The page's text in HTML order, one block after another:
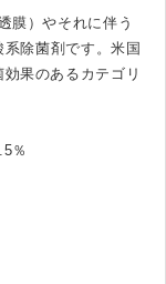
膜）やそれに伴う
除菌剤です。米国
果のあるカテゴリ
％